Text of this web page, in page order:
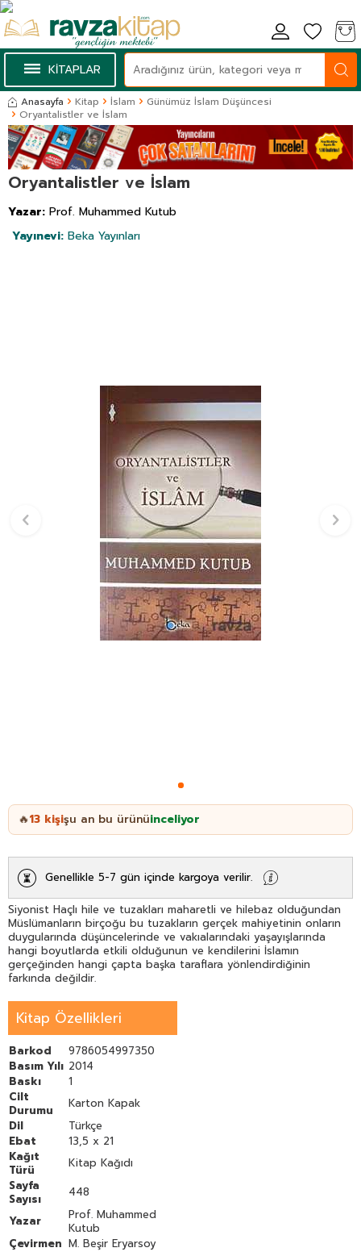
KİTAPLAR
Anasayfa Kitap İslam
Günümüz İslam Düşüncesi
Oryantalistler ve İslam
Oryantalistler ve İslam
Yazar: Prof. Muhammed Kutub
Yayınevi: Beka Yayınları
🔥13 kişişu an bu ürünüinceliyor
Genellikle 5-7 gün içinde kargoya verilir.
Siyonist Haçlı hile ve tuzakları maharetli ve hilebaz olduğundan
Müslümanların birçoğu bu tuzakların gerçek mahiyetinin onların
duygularında düşüncelerinde ve vakıalarındaki yaşayışlarında
hangi boyutlarda etkili olduğunun ve kendilerini İslamın
gerçeğinden hangi çapta başka taraflara yönlendirdiğinin
farkında değildir.
Kitap Özellikleri
Barkod
9786054997350
Basım Yılı 2014
Baskı
1
Cilt
Durumu
Karton Kapak
Dil
Türkçe
Ebat
13,5 x 21
Kağıt
Türü
Kitap Kağıdı
Sayfa
Sayısı
448
Yazar
Prof. Muhammed
Kutub
Çevirmen M. Beşir Eryarsoy